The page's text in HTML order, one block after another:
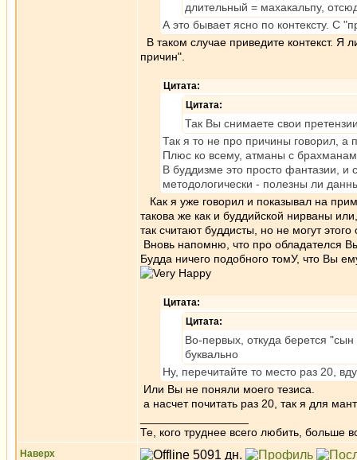
длительный = махакальпу,
А это бывает ясно по контексту. С
В таком случае приведите контекст. Я
причин".
Цитата:
Цитата:
Так Вы снимаете свои
Так я то не про причины говорил,
Плюс ко всему, атманы с
В буддизме это просто фантазии, и
методологически - полезны ли
Как я уже говорил и показывал на
такова же как и буддийской нирваны
так считают буддисты, но не могут
Вновь напомню, что про обладателся
Будда ничего подобного томУ, что Вы
Цитата:
Цитата:
Во-первых, откуда берется
буквально
Ну, перечитайте то место раз 20,
Или Вы не поняли моего тезиса.
а насчет почитать раз 20, так я для
Те, кого труднее всего любить, больше
Наверх